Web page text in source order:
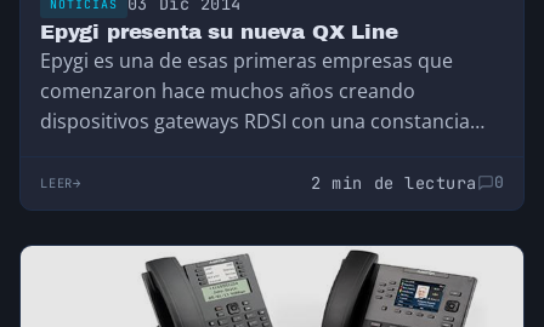
NOTICIAS
Epygi presenta su nueva QX Line
Epygi es una de esas primeras empresas que
comenzaron hace muchos años creando
dispositivos gateways RDSI con una constancia
LEER 2 min de lectura 0